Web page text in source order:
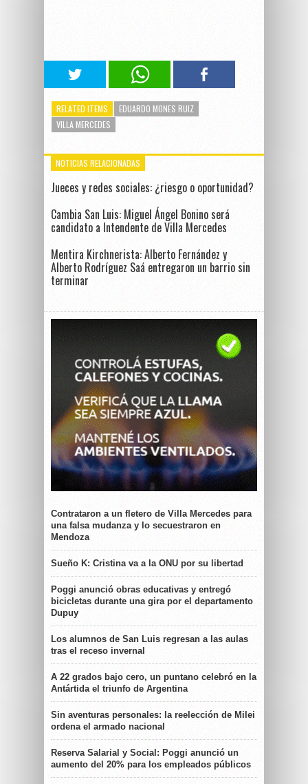
RELATED ITEMS
EDUARDO MONES RUIZ
VILLA MERCEDES
NOTICIAS RELACIONADAS
Jueces y redes sociales: ¿riesgo o oportunidad?
Cambia San Luis: Miguel Ángel Bonino será
candidato a Intendente de Villa Mercedes
Mentira Kirchnerista: Alberto Fernández y
Alberto Rodríguez Saá entregaron un barrio sin
terminar
Contrataron a un fletero de Villa Mercedes para
una falsa mudanza y lo secuestraron en
Mendoza
Sueño K: Cristina va a la ONU por su libertad
Poggi anunció obras educativas y entregó
bicicletas durante una gira por el departamento
Dupuy
Los alumnos de San Luis regresan a las aulas
tras el receso invernal
A 22 grados bajo cero, un puntano celebró en la
Antártida el triunfo de Argentina
Sin aventuras personales: la reelección de Milei
ordena el armado nacional
Reserva Salarial y Social: Poggi anunció un
aumento del 20% para los empleados públicos